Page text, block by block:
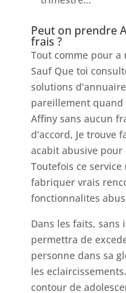
Peut on prendre
frais ?
Tout comme pour
Sauf Que toi
solutions
pareillement
Affiny sans aucun
d’accord, Je trouve
acabit abusive
Toutefois ce
fabriquer vrais
fonctionnalites
Dans les faits, sans
permettra de
personne dans sa
les
contour de